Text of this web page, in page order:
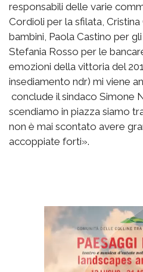
responsabili delle varie
Cordioli per la sfilata,
bambini, Paola Castino per
Stefania Rosso per le
emozioni della vittoria del
insediamento ndr) mi viene
conclude il sindaco Simone
scendiamo in piazza siamo
non è mai scontato avere
accoppiate forti».